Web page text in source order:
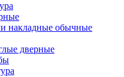
накладные обычные
дверные